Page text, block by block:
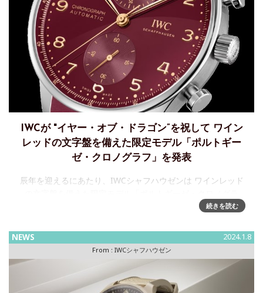
IWCが "イヤー・オブ・ドラゴン”を祝して ワイン
レッドの文字盤を備えた限定モデル「ポルトギー
ゼ・クロノグラフ」を発表
辰年を迎えるにあたり、IWCシャフハウゼンは ワインレッド
フ」を発表辰年の幕開けを記念して、IWCシャフハウゼンは
す。クラシカル
続きを読む
NEWS 2024.1.8
From : IWCシャフハウゼン